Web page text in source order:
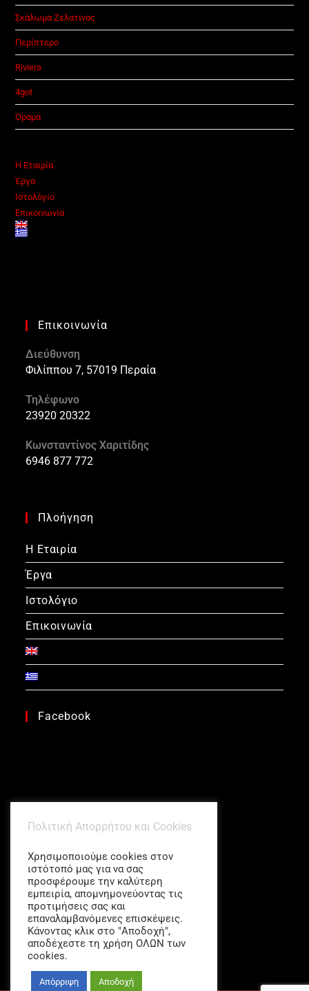
Σκάλωμα Ζελατίνας
Περίπτερο
Riviera
4got
Όραμα
Η Εταιρία
Έργα
Ιστολόγιο
Επικοινωνία
Επικοινωνία
Διεύθυνση
Φιλίππου 7, 57019 Περαία
Τηλέφωνο
23920 20322
Κωνσταντίνος Χαριτίδης
6946 877 772
Πλοήγηση
Η Εταιρία
Έργα
Ιστολόγιο
Επικοινωνία
Facebook
Πολιτική Απορρήτου και Cookies
Χρησιμοποιούμε cookies στον
ιστότοπό μας για να σας
προσφέρουμε την καλύτερη
εμπειρία, απομνημονεύοντας τις
προτιμήσεις σας και
επαναλαμβανόμενες επισκέψεις.
Κάνοντας κλικ στο "Αποδοχή",
αποδέχεστε τη χρήση ΟΛΩΝ των
cookies.
Απόρριψη Αποδοχή